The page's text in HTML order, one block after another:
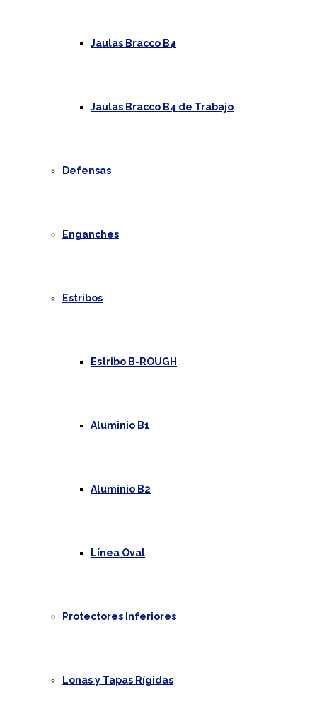
Jaulas Bracco B4
Jaulas Bracco B4 de Trabajo
Defensas
Enganches
Estribos
Estribo B-ROUGH
Aluminio B1
Aluminio B2
Línea Oval
Protectores Inferiores
Lonas y Tapas Rígidas